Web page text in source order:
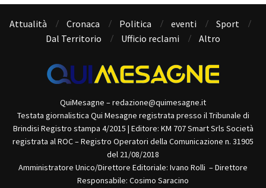
Attualità Cronaca Politica eventi
Sport
Dal Territorio
Ufficio reclami Altro
QuiMesagne – redazione@quimesagne.it
Testata giornalistica Qui Mesagne registrata presso il Tribunale di
Brindisi Registro stampa 4/2015 | Editore: KM 707 Smart Srls Società
registrata al ROC – Registro Operatori della Comunicazione n. 31905
del 21/08/2018
Amministratore Unico/Direttore Editoriale: Ivano Rolli – Direttore
Responsabile: Cosimo Saracino